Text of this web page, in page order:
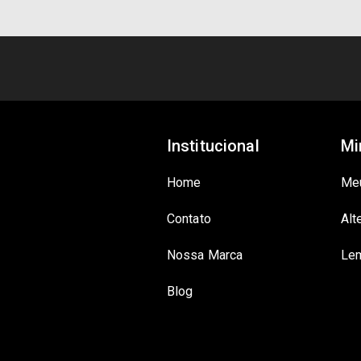
Institucional
Home
Contato
Nossa Marca
Blog